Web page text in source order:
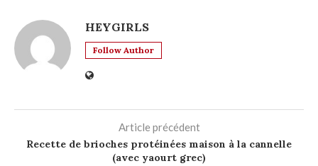
HEYGIRLS
Follow Author
Article précédent
Recette de brioches protéinées maison à la cannelle
(avec yaourt grec)